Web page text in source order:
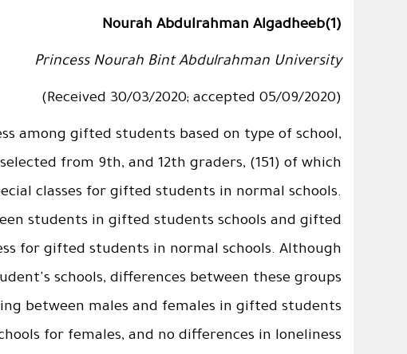
Nourah Abdulrahman Algadheeb(1)
Princess Nourah Bint Abdulrahman University
(Received 30/03/2020; accepted 05/09/2020)
among gifted students based on type of school,
from 9th, and 12th graders, (151) of which
classes for gifted students in normal schools.
students in gifted students schools and gifted
for gifted students in normal schools. Although
schools, differences between these groups
between males and females in gifted students
for females, and no differences in loneliness.